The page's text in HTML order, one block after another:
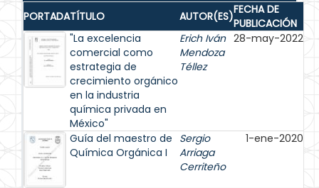
PORTADATÍTULO AUTOR(ES)FECHA DE
PUBLICACIÓN
"La excelencia
comercial como
estrategia de
crecimiento orgánico
en la industria
química privada en
México"
Erich Iván
Mendoza
Téllez
28-may-2022
Guía del maestro de
Química Orgánica I
Sergio
Arriaga
Cerriteño
1-ene-2020